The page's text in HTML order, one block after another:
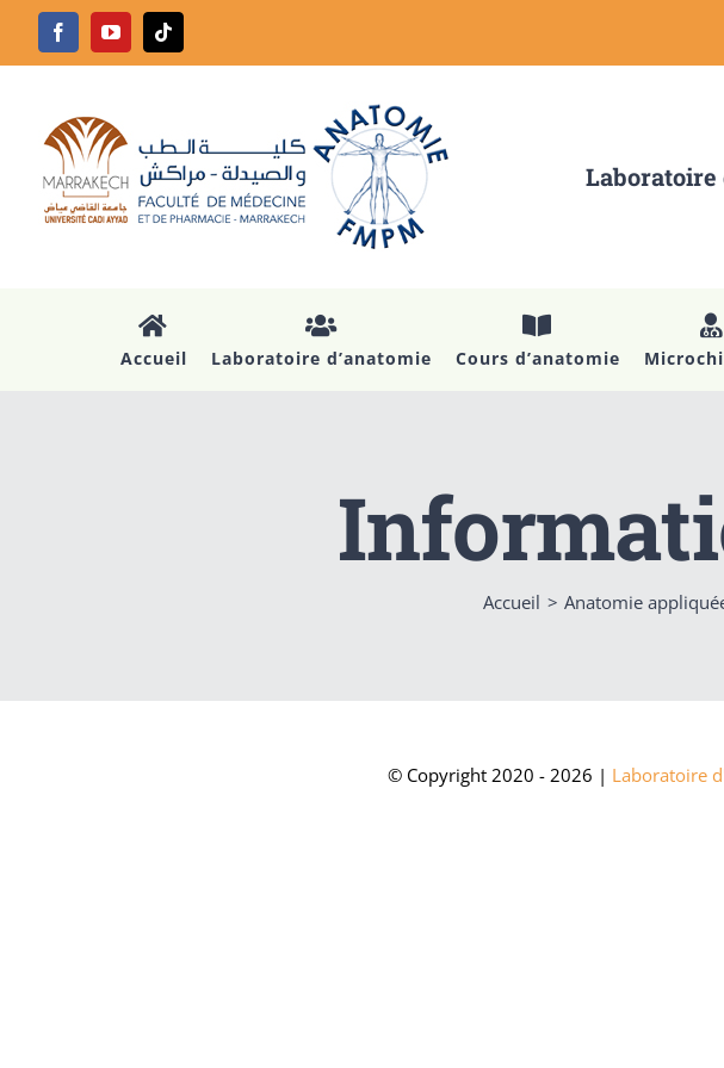
Passer
FacebookYouTubeTiktok
Laboratoire
Accueil Laboratoire d’anatomie Cours d’anatomie
Accueil Anatomie
© Copyright 2020 - 2026 | Laboratoire